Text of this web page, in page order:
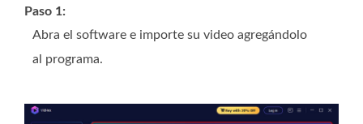
Paso 1:
Abra el software e importe su video agregándolo
al programa.